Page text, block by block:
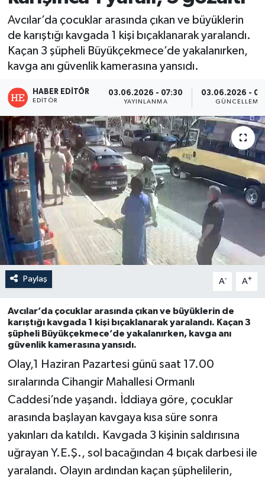
Avcılar’da çocuklar arasında çıkan ve büyüklerin
de karıştığı kavgada 1 kişi bıçaklanarak yaralandı.
Kaçan 3 şüpheli Büyükçekmece’de yakalanırken,
kavga anı güvenlik kamerasına yansıdı.
HABER EDITÖR
EDITÖR
03.06.2026 - 07:30
YAYINLANMA
03.06.2026 -
GÜNCELLEME
Paylaş A- A+
Avcılar’da çocuklar arasında çıkan ve büyüklerin de
karıştığı kavgada 1 kişi bıçaklanarak yaralandı. Kaçan 3
şüpheli Büyükçekmece’de yakalanırken, kavga anı
güvenlik kamerasına yansıdı.
Olay,1 Haziran Pazartesi günü saat 17.00
sıralarında Cihangir Mahallesi Ormanlı
Caddesi’nde yaşandı. İddiaya göre, çocuklar
arasında başlayan kavgaya kısa süre sonra
yakınları da katıldı. Kavgada 3 kişinin saldırısına
uğrayan Y.E.Ş., sol bacağından 4 bıçak darbesi ile
yaralandı. Olayın ardından kaçan şüphelilerin,